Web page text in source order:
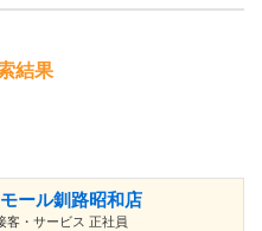
結果
ール釧路昭和店
客・サービス 正社員